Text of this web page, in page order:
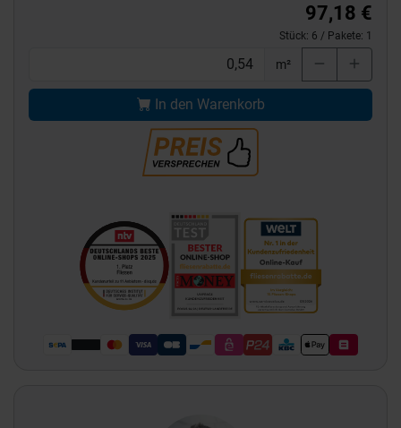
97,18 €
Stück: 6 / Pakete: 1
m²
In den Warenkorb